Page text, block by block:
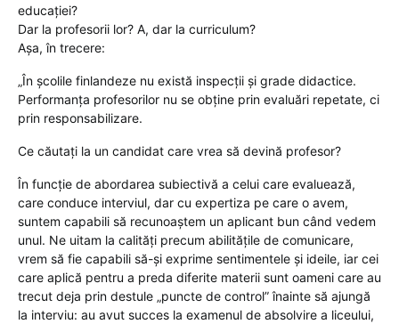
educației?
Dar la profesorii lor? A, dar la curriculum?
Așa, în trecere:
„În școlile finlandeze nu există inspecții și grade didactice.
Performanța profesorilor nu se obține prin evaluări repetate, ci
prin responsabilizare.
Ce căutați la un candidat care vrea să devină profesor?
În funcție de abordarea subiectivă a celui care evaluează,
care conduce interviul, dar cu expertiza pe care o avem,
suntem capabili să recunoaștem un aplicant bun când vedem
unul. Ne uitam la calități precum abilitățile de comunicare,
vrem să fie capabili să-și exprime sentimentele și ideile, iar cei
care aplică pentru a preda diferite materii sunt oameni care au
trecut deja prin destule „puncte de control” înainte să ajungă
la interviu: au avut succes la examenul de absolvire a liceului,